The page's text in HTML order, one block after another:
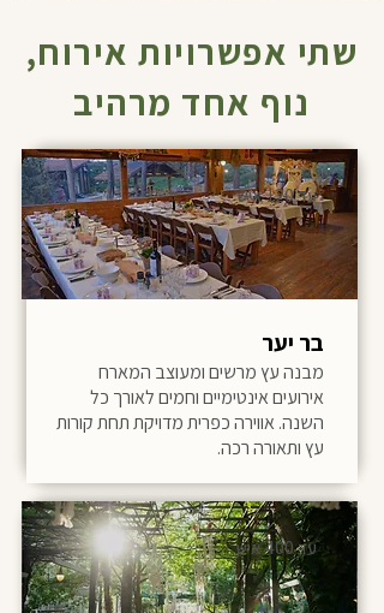
שתי אפשרויות אירוח,
נוף אחד מרהיב
עד 120 איש
בר יער
מבנה עץ מרשים ומעוצב המארח
אירועים אינטימיים וחמים לאורך כל
השנה. אווירה כפרית מדויקת תחת קורות
עץ ותאורה רכה.
עד 400 איש